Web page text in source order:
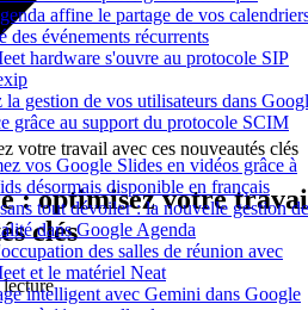
affine le partage de vos
des événements récurrents
hardware s'ouvre au protocole SIP
gestion de vos utilisateurs dans
grâce au support du protocole SCIM
vos Google Slides en vidéos grâce à
désormais disponible en français
tout dévoiler : la nouvelle gestion
dans Google Agenda
des salles de réunion avec
et le matériel Neat
intelligent avec Gemini dans Google
votre travail avec ces nouveautés clés
: optimisez votre
clés